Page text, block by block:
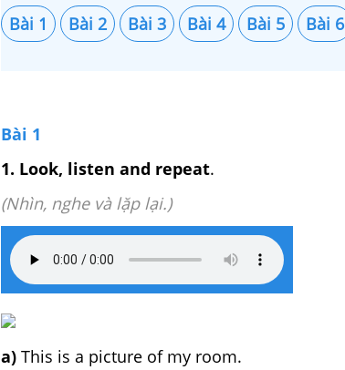
Bài 1
Bài 2 Bài 3 Bài 4 Bài 5 Bài 6
Bài 1
1. Look, listen and repeat.
(Nhìn, nghe và lặp lại.)
a) This is a picture of my room.